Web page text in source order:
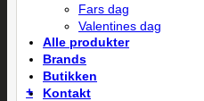
Fars dag
Valentines dag
Alle produkter
Brands
Butikken
Kontakt
+